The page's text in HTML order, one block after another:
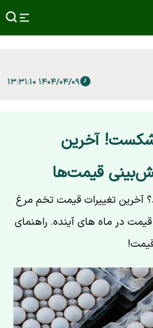
۱۴۰۴/۰۴/۰۹ ۱۳:۳۱:۱۰
آخرین
قیمت‌ها
آخرین تغییرات قیمت تخم مرغ
قیمت در ماه های آینده. راهنمای